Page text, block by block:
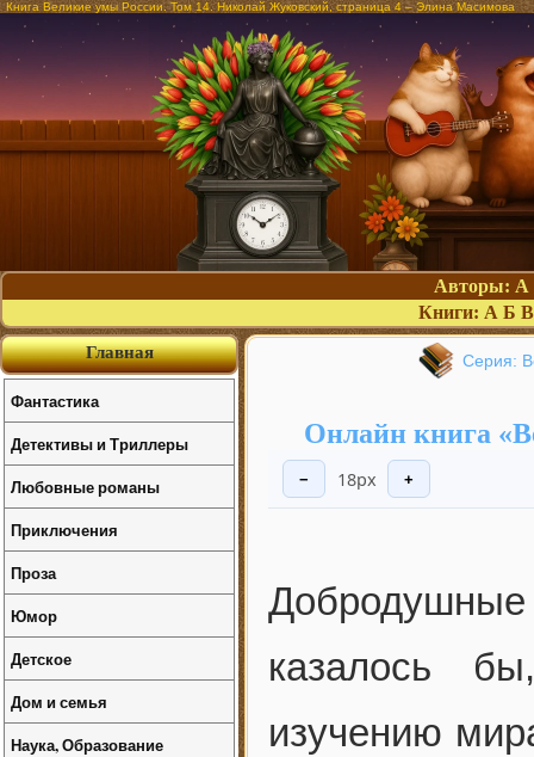
Книга Великие умы России. Том 14. Николай Жуковский, страница 4 – Элина Масимова
Авторы: А
Книги: А Б В
Серия:
Онлайн книга
− 18px +
казалось
изучению
Главная
Фантастика
Детективы и Триллеры
Любовные романы
Приключения
Проза
Юмор
Детское
Дом и семья
Наука, Образование